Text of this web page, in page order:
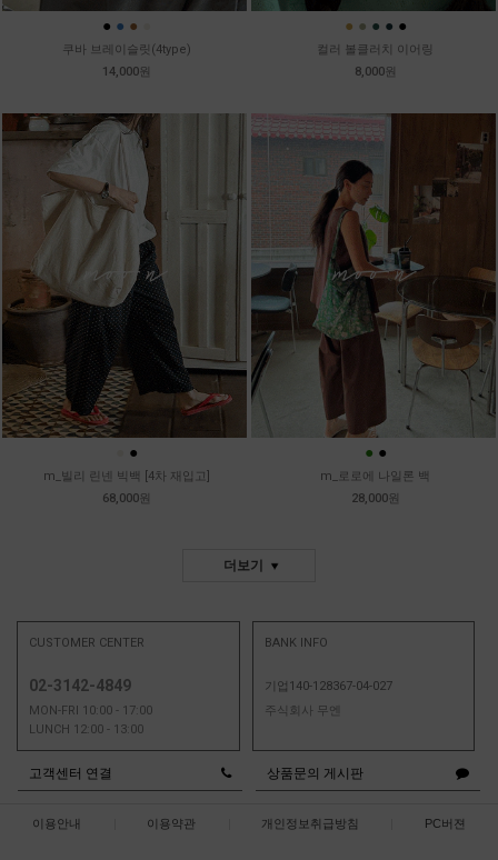
● ● ●
쿠바 브레이슬릿(4type)
14,000원
● ● ● ● ●
컬러 볼클러치 이어링
8,000원
●
m_빌리 린넨 빅백 [4차 재입고]
68,000원
● ●
m_로로에 나일론 백
28,000원
더보기
CUSTOMER CENTER
02-3142-4849
MON-FRI 10:00 - 17:00
LUNCH 12:00 - 13:00
BANK INFO
기업140-128367-04-027
주식회사 무엔
고객센터 연결 상품문의 게시판
이용안내 이용약관 개인정보취급방침 PC버젼